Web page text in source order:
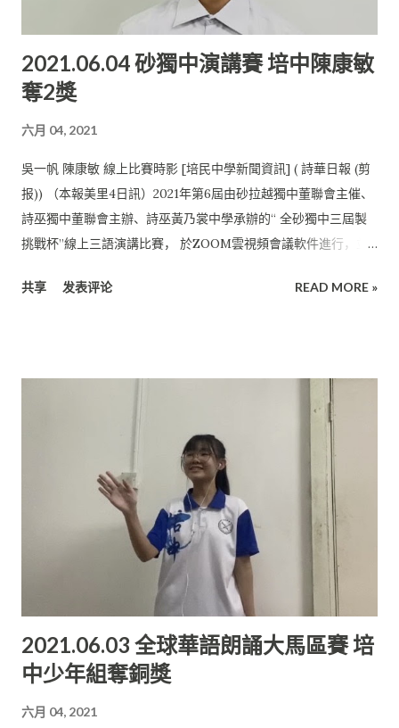
中發現了許多值得自己學習的地方。” 同為營員的貝怡貞在受訪
時指出， 參與此次夏令營讓她有機會接觸許多有趣又具有道德價
值的故事， 使她無形中更認識了中國的文化和歷史， 了解歷史人
物解決事情的方法。 “我很感謝主辦單位和校方給予我機會， 讓
強與自信，讓我學會了在面對困難時永不放棄。 日後讓我們繼續
努力，讓夢飛翔。” 互動課程豐富多彩 培中校長廖國煒感謝主辦
單位中國僑聯、 承辦單位廣東省僑聯和肇慶市僑聯以及協辦單位
馬來西亞美里廣寧公 會，成就了此次的夏令營。 “營中精彩紛呈
的互動課程，讓網上夏令營變得豐富多彩， 在閉幕儀式時看到學
分。” 他說，學生在營隊中的成長與變化， 是大家有目共睹的。
2021.06.04 砂獨中演講賽 培中陳康敏
奪2獎
六月 04, 2021
吳一帆 陳康敏 線上比賽時影 [培民中學新聞資訊] ( 詩華日報 (剪
报)) （本報美里4日訊）2021年第6屆由砂拉越獨中董聯會主催、
詩巫獨中董聯會主辦、詩巫黃乃裳中學承辦的“ 全砂獨中三屆製
挑戰杯”線上三語演講比賽， 於ZOOM雲視頻會議軟件進行，並
功脫穎而出， 榮獲高中組單一語言個人獎（國語）第二名以及三
在這期間亦都會抽出寶貴的時間與學生進行排練。 這期間當然也
面對了場地不適，器材不足等問題， 慶幸的是校方都能及時給予
幫助，讓比賽順利完成。 我也想借此機會感謝古連勝同學所提供
的技術協助。”她繼而表示。 其中一位參賽者吳一帆表示， 這次
的三語演講讓他領悟到技巧的重要性。 “演講讓我學會如何與人
溝通，我覺得比賽的輸贏不重要， 失敗乃兵家常事，輸不代表什
麼，這個舞臺不是終點， 而是每次練習的起點。”他這樣表示。
陳康敏在受訪時，感謝老師們的細心栽培。對他來說， 這次得獎
是對他的肯定，同時也是一種鼓舞和鞭策， 讓他意識到了自己的
不足。 “我不甘止步於此，因此我一定不辜負老師們的期望， 繼
續努力奮鬥。”他在受訪時如斯表示。 看到陳康敏的優異表現，
培中廖國煒校長甚感欣慰。 廖校長呼籲所有學生應該以陳康敏為
演練及展現三語能力的平臺。 培中不僅註重母語，亦要求學生加
共享 发表评论 READ MORE »
2021.06.03 全球華語朗誦大馬區賽 培
中少年組奪銅獎
六月 04, 2021